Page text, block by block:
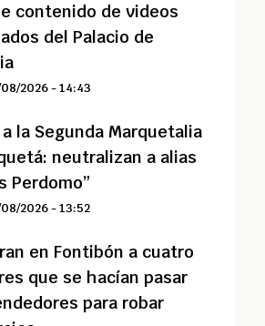
contenido de videos
del Palacio de
2026 - 14:43
a la Segunda Marquetalia
neutralizan a alias
Perdomo”
2026 - 13:52
en Fontibón a cuatro
que se hacían pasar
para robar